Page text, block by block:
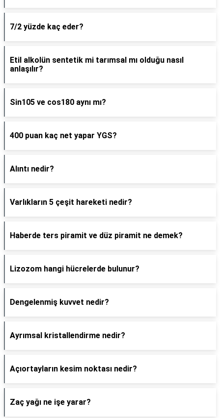
7/2 yüzde kaç eder?
Etil alkolün sentetik mi tarımsal mı olduğu nasıl
anlaşılır?
Sin105 ve cos180 aynı mı?
400 puan kaç net yapar YGS?
Alıntı nedir?
Varlıkların 5 çeşit hareketi nedir?
Haberde ters piramit ve düz piramit ne demek?
Lizozom hangi hücrelerde bulunur?
Dengelenmiş kuvvet nedir?
Ayrımsal kristallendirme nedir?
Açıortayların kesim noktası nedir?
Zaç yağı ne işe yarar?